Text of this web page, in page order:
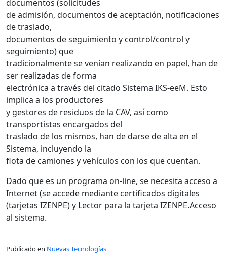
documentos (solicitudes
de admisión, documentos de aceptación, notificaciones
de traslado,
documentos de seguimiento y control/control y
seguimiento) que
tradicionalmente se venían realizando en papel, han de
ser realizadas de forma
electrónica a través del citado Sistema IKS-eeM. Esto
implica a los productores
y gestores de residuos de la CAV, así como
transportistas encargados del
traslado de los mismos, han de darse de alta en el
Sistema, incluyendo la
flota de camiones y vehículos con los que cuentan.
Dado que es un programa on-line, se necesita acceso a
Internet (se accede mediante certificados digitales
(tarjetas IZENPE) y Lector para la tarjeta IZENPE.Acceso
al sistema.
Publicado en Nuevas Tecnologías